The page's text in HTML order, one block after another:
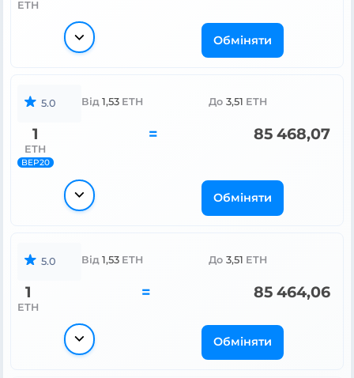
ETH
Обміняти
5.0 Від 1,53 ETH До 3,51 ETH
1
ETH
BEP20
= 85 468,07
Обміняти
5.0 Від 1,53 ETH До 3,51 ETH
1
ETH
= 85 464,06
Обміняти